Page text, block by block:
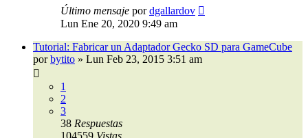
Último mensaje pordgallardov
Lun Ene 20, 2020 9:49 am
Tutorial: Fabricar un Adaptador Gecko SD para GameCube
porbytito » Lun Feb 23, 2015 3:51 am
1
2
3
38 Respuestas
104559 Vistas